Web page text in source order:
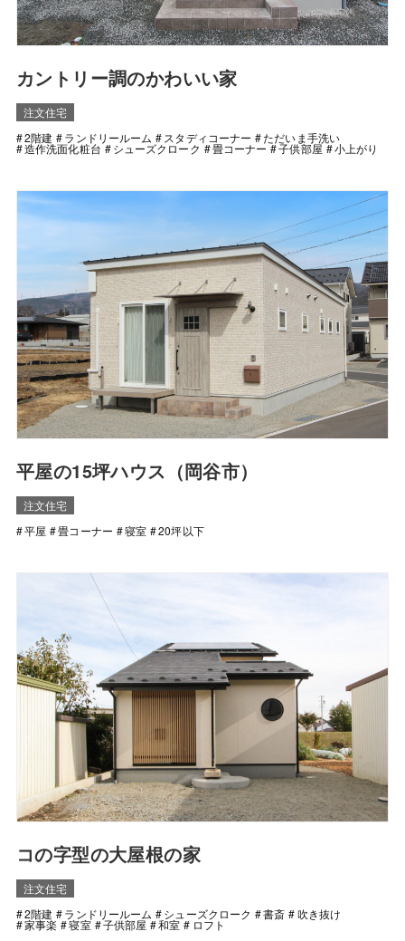
カントリー調のかわいい家
注文住宅
2階建
ランドリールーム スタディコーナー ただいま手洗い
造作洗面化粧台 シューズクローク 畳コーナー 子供部屋 小上がり
平屋の15坪ハウス（岡谷市）
注文住宅
平屋
畳コーナー 寝室 20坪以下
コの字型の大屋根の家
注文住宅
2階建
ランドリールーム シューズクローク 書斎 吹き抜け
家事楽 寝室 子供部屋 和室 ロフト